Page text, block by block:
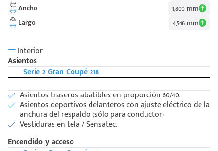
Ancho
1,800 mm
Largo
4,546 mm
Interior
Asientos
Serie 2 Gran Coupé 218
Asientos traseros abatibles en proporción 60/40.
Asientos deportivos delanteros con ajuste eléctrico de la
anchura del respaldo (sólo para conductor)
Vestiduras en tela / Sensatec.
Encendido y acceso